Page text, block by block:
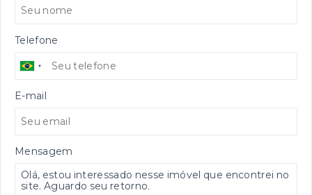
Telefone
E-mail
Mensagem